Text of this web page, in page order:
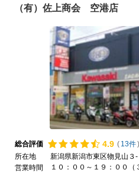
（有）佐上商会 空港店
総合評価 4.9 ( 13件)
所在地
新潟県新潟市東区物見山３-
営業時間
１０：００～１９：００（